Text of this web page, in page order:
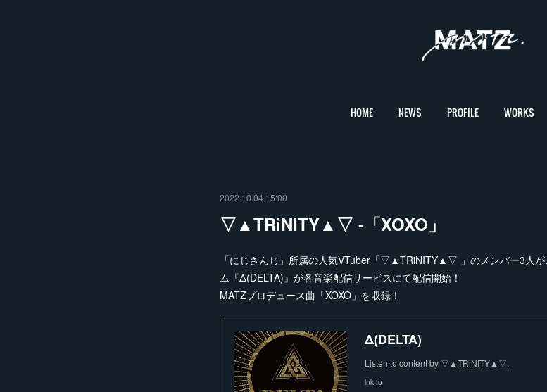
HOME NEWS PROFILE WORKS
2022.10.04 15:00
▽▲TRiNITY▲▽ -「XOXO」
「にじさんじ」所属の人気VTuber「▽▲TRiNITY▲▽ 」のメンバー3人
ム『Δ(DELTA)』が各音楽配信サービスにて配信開始！
MATZプロデュース曲「XOXO」を収録！
Δ(DELTA)
Listen to content by ▽▲TRiNITY▲▽.
lnk.to